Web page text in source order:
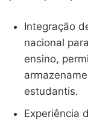
Integração
nacional
ensino,
estudantis.
Experiência